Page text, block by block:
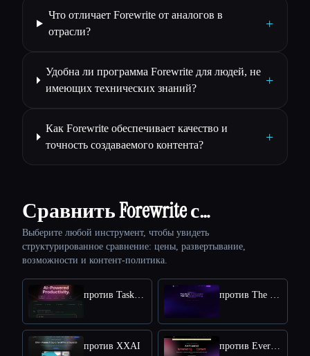
Что отличает Forewrite от аналогов в
отрасли?
+
Удобна ли программа Forewrite для людей, не
имеющих технических знаний?
+
Как Forewrite обеспечивает качество и
точность создаваемого контента?
+
Сравнить Forewrite с…
Выберите любой инструмент, чтобы увидеть
структурированное сравнение: цены, развертывание,
возможности и контент-политика.
против Taskade против The Humanize Ai Pro
против XXAI против Everneed AI